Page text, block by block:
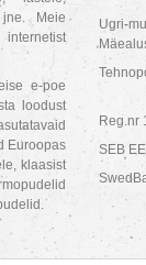
Meie
e-poe
loodust
Euroopas
klaasist
Ugri-
Reg.nr
SEB